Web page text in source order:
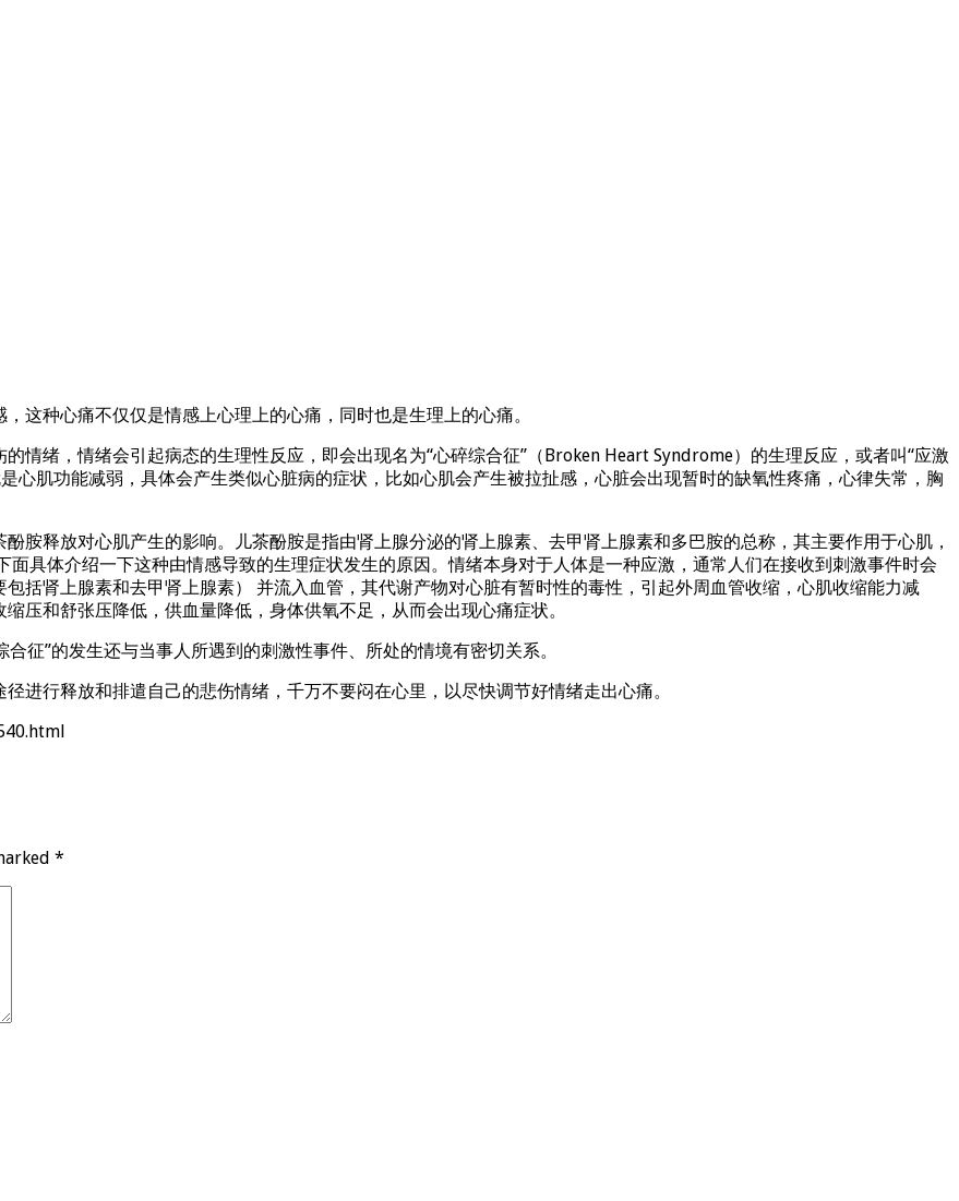
这种心痛不仅仅是情感上心理上的心痛，同时也是生理上的心痛。
情绪，情绪会引起病态的生理性反应，即会出现名为“心碎综合征”（Broken Heart Syndrome）的生理反应，或者叫“应激
心肌功能减弱，具体会产生类似心脏病的症状，比如心肌会产生被拉扯感，心脏会出现暂时的缺氧性疼痛，心律失常，胸
胺释放对心肌产生的影响。儿茶酚胺是指由肾上腺分泌的肾上腺素、去甲肾上腺素和多巴胺的总称，其主要作用于心肌，
具体介绍一下这种由情感导致的生理症状发生的原因。情绪本身对于人体是一种应激，通常人们在接收到刺激事件时会
括肾上腺素和去甲肾上腺素） 并流入血管，其代谢产物对心脏有暂时性的毒性，引起外周血管收缩，心肌收缩能力减
压和舒张压降低，供血量降低，身体供氧不足，从而会出现心痛症状。
征”的发生还与当事人所遇到的刺激性事件、所处的情境有密切关系。
进行释放和排遣自己的悲伤情绪，千万不要闷在心里，以尽快调节好情绪走出心痛。
*